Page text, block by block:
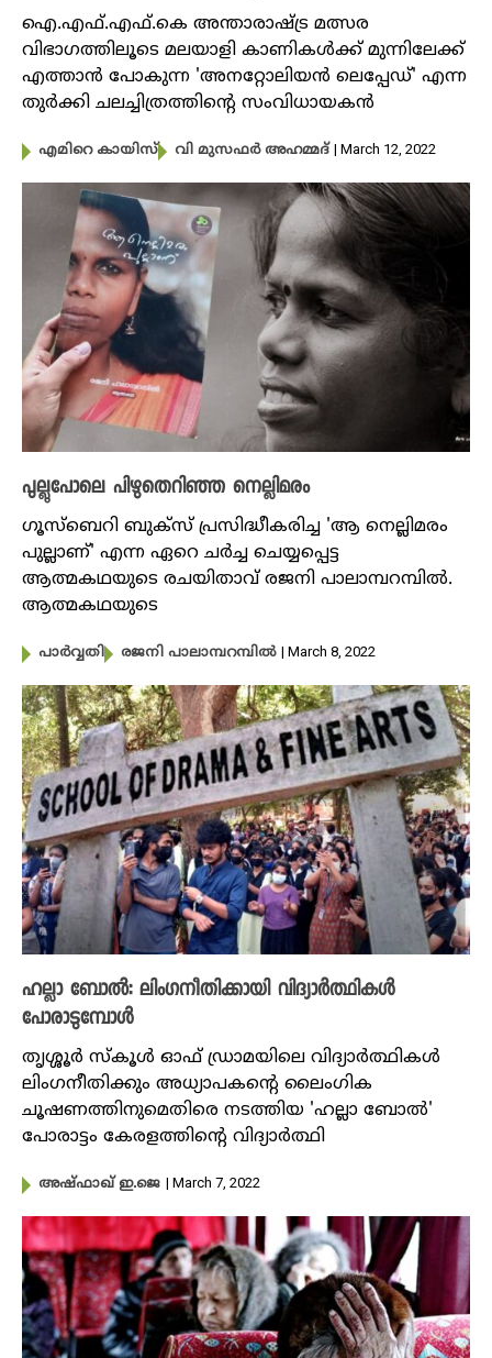
ഐ.എഫ്.എഫ്.കെ അന്താരാഷ്ട്ര മത്സര
വിഭാഗത്തിലൂടെ മലയാളി കാണികൾക്ക് മുന്നിലേക്ക്
എത്താൻ പോകുന്ന 'അനറ്റോലിയൻ ലെപ്പേഡ്' എന്ന
തുർക്കി ചലച്ചിത്രത്തിന്റെ സംവിധായകൻ
എമിറെ കായിസ് വി മുസഫർ അഹമ്മദ് | March 12, 2022
പുല്ലുപോലെ പിഴുതെറിഞ്ഞ നെല്ലിമരം
ഗൂസ്ബെറി ബുക്സ് പ്രസിദ്ധീകരിച്ച 'ആ നെല്ലിമരം
പുല്ലാണ്' എന്ന ഏറെ ചർച്ച ചെയ്യപ്പെട്ട
ആത്മകഥയുടെ രചയിതാവ് രജനി പാലാമ്പറമ്പിൽ.
ആത്മകഥയുടെ
പാർവ്വതി രജനി പാലാമ്പറമ്പിൽ | March 8, 2022
ഹല്ലാ ബോൽ: ലിംഗനീതിക്കായി വിദ്യാർത്ഥികൾ
പോരാടുമ്പോൾ
തൃശ്ശൂർ സ്കൂൾ ഓഫ് ഡ്രാമയിലെ വിദ്യാർത്ഥികൾ
ലിംഗനീതിക്കും അധ്യാപകന്റെ ലൈംഗിക
ചൂഷണത്തിനുമെതിരെ നടത്തിയ 'ഹല്ലാ ബോൽ'
പോരാട്ടം കേരളത്തിന്റെ വിദ്യാർത്ഥി
അഷ്ഫാഖ് ഇ.ജെ | March 7, 2022